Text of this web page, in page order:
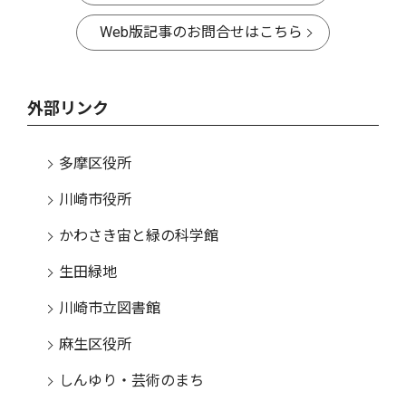
Web版記事のお問合せはこちら
外部リンク
多摩区役所
川崎市役所
かわさき宙と緑の科学館
生田緑地
川崎市立図書館
麻生区役所
しんゆり・芸術のまち